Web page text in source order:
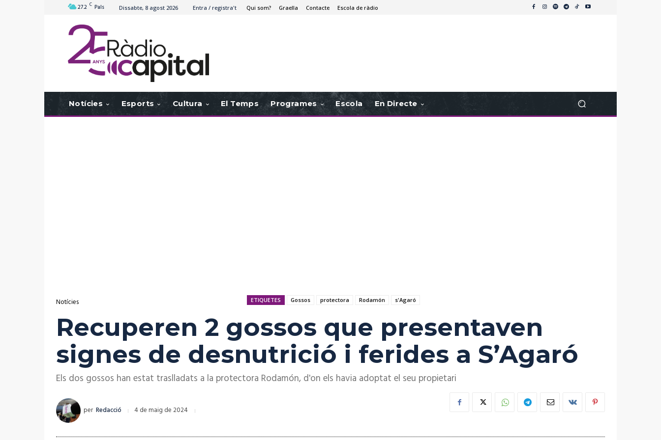
27.2 C Pals Dissabte, 8 agost 2026 Entra / registra't Qui som? Graella Contacte Escola de ràdio
Notícies Esports Cultura El Temps Programes Escola En Directe
Notícies ETIQUETES Gossos protectora Rodamón s'Agaró
Recuperen 2 gossos que presentaven
signes de desnutrició i ferides a S’Agaró
Els dos gossos han estat traslladats a la protectora Rodamón, d'on els havia adoptat el seu propietari
per Redacció 4 de maig de 2024